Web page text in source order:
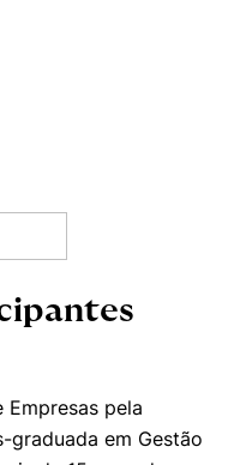
Empresas pela
graduada em Gestão